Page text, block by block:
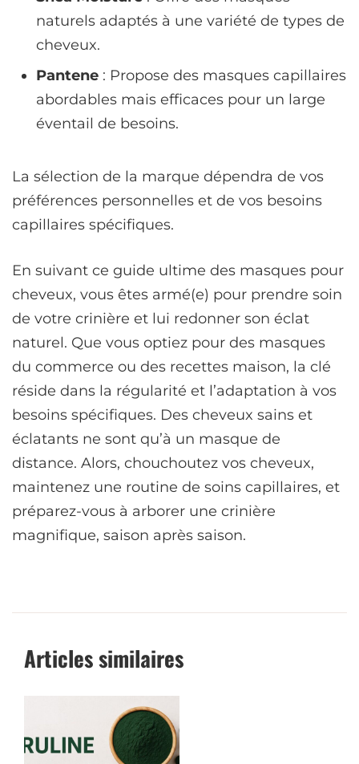
naturels adaptés à une variété de types de
cheveux.
Pantene : Propose des masques capillaires
abordables mais efficaces pour un large
éventail de besoins.
La sélection de la marque dépendra de vos
préférences personnelles et de vos besoins
capillaires spécifiques.
En suivant ce guide ultime des masques pour
cheveux, vous êtes armé(e) pour prendre soin
de votre crinière et lui redonner son éclat
naturel. Que vous optiez pour des masques
du commerce ou des recettes maison, la clé
réside dans la régularité et l’adaptation à vos
besoins spécifiques. Des cheveux sains et
éclatants ne sont qu’à un masque de
distance. Alors, chouchoutez vos cheveux,
maintenez une routine de soins capillaires, et
préparez-vous à arborer une crinière
magnifique, saison après saison.
Articles similaires